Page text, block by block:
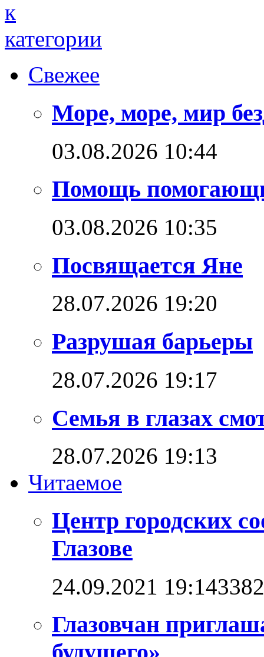
Свежее
Море, море, мир
03.08.2026 10:44
Помощь
03.08.2026 10:35
Посвящается Яне
28.07.2026 19:20
Разрушая барьеры
28.07.2026 19:17
Семья в глазах
28.07.2026 19:13
Читаемое
Центр городских
Глазове
24.09.2021 19:14
Глазовчан